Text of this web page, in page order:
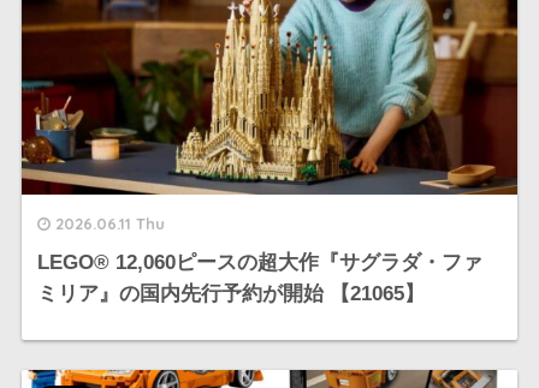
2026.06.11 Thu
LEGO®︎ 12,060ピースの超大作『サグラダ・ファ
ミリア』の国内先行予約が開始 【21065】